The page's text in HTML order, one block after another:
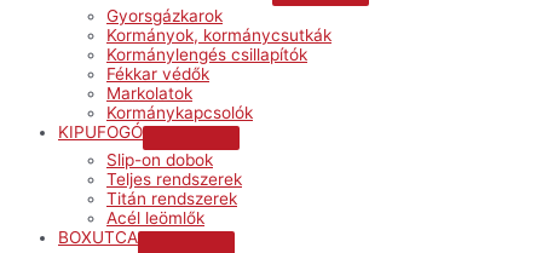
Gyorsgázkarok
Kormányok, kormánycsutkák
Kormánylengés csillapítók
Fékkar védők
Markolatok
Kormánykapcsolók
KIPUFOGÓ
Toggle
Slip-on dobok
Teljes rendszerek
Titán rendszerek
Acél leömlők
BOXUTCA